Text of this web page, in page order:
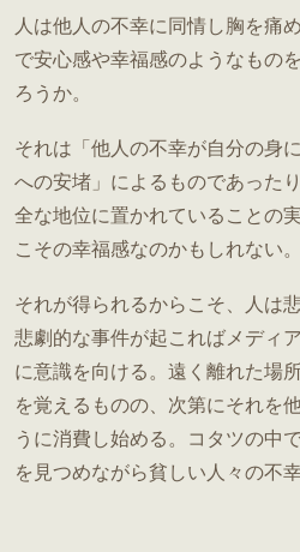
人は他人の不幸に同情し胸を痛
で安心感や幸福感のようなもの
ろうか。
それは「他人の不幸が自分の身
への安堵」によるものであった
全な地位に置かれていることの
こその幸福感なのかもしれない。
それが得られるからこそ、人は
悲劇的な事件が起こればメディ
に意識を向ける。遠く離れた場
を覚えるものの、次第にそれを
うに消費し始める。コタツの中
を見つめながら貧しい人々の不